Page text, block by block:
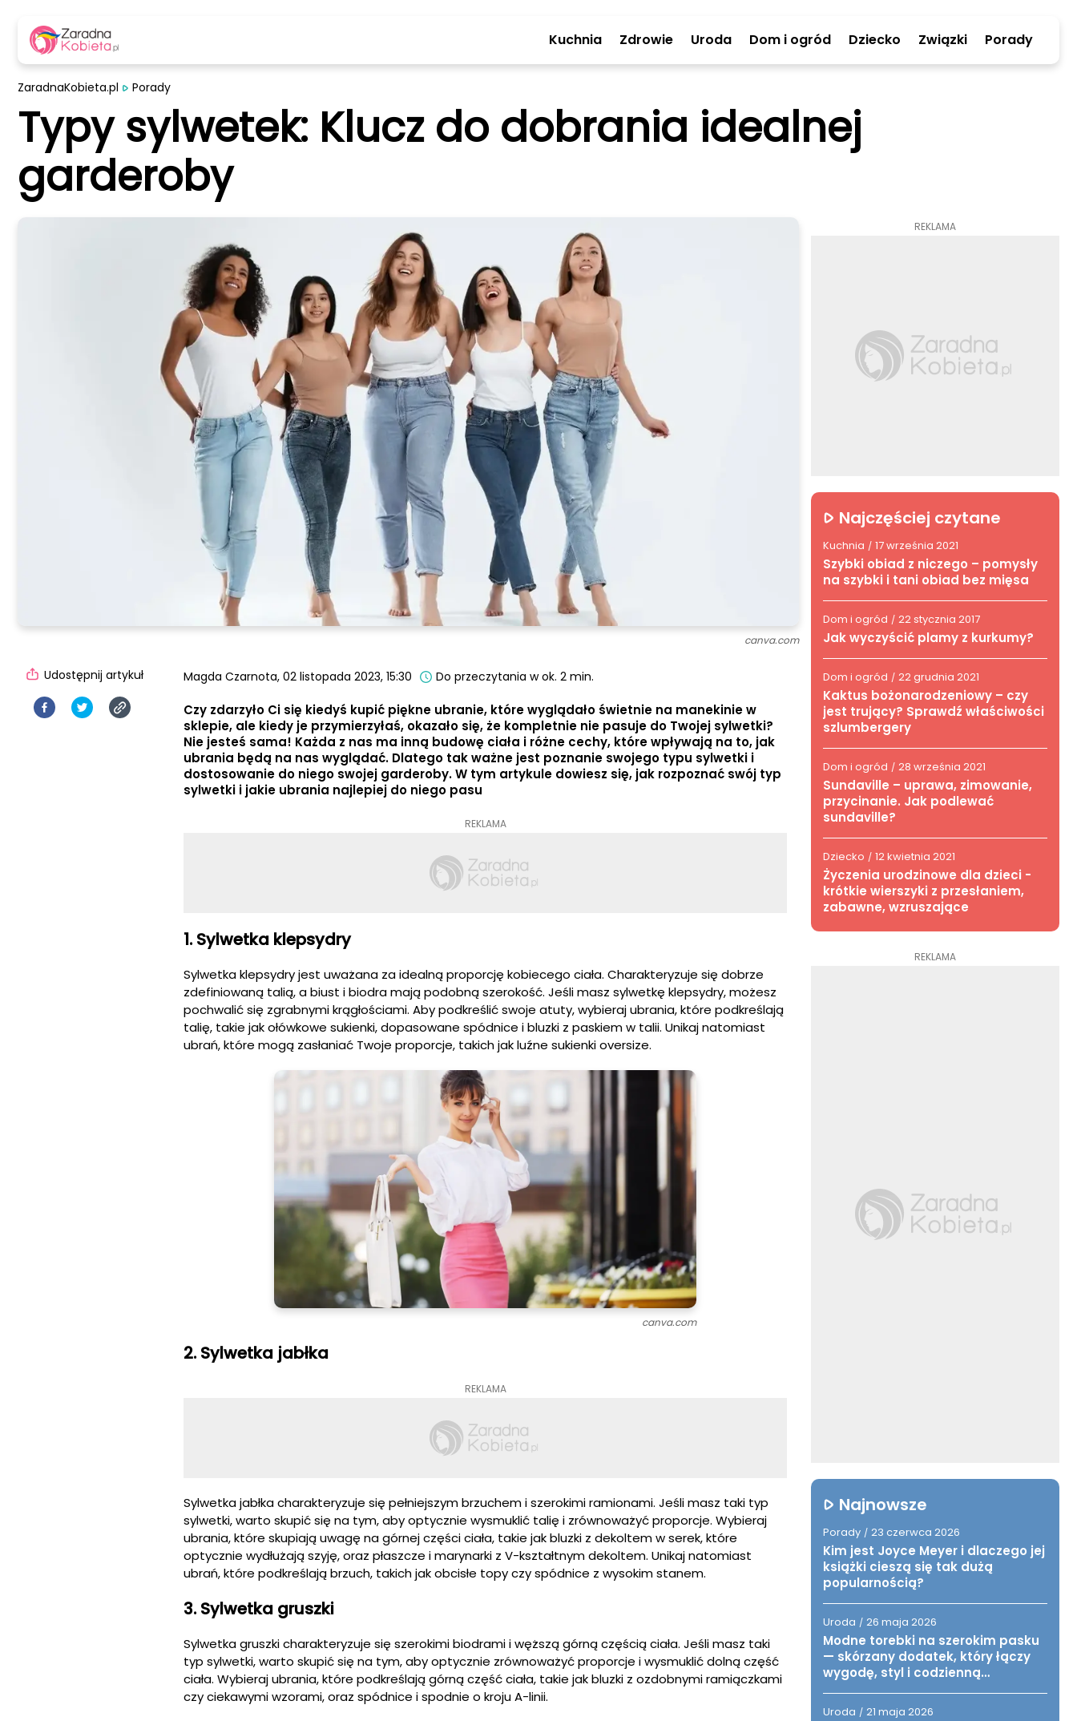
Kuchnia Zdrowie Uroda Dom i ogród Dziecko Związki Porady
canva.com
ZaradnaKobieta.pl Porady
Typy sylwetek: Klucz do dobrania idealnej
garderoby
Magda Czarnota, 02 listopada 2023, 15:30 Do przeczytania w ok. 2 min.
Czy zdarzyło Ci się kiedyś kupić piękne ubranie, które wyglądało świetnie na manekinie w
sklepie, ale kiedy je przymierzyłaś, okazało się, że kompletnie nie pasuje do Twojej sylwetki?
Nie jesteś sama! Każda z nas ma inną budowę ciała i różne cechy, które wpływają na to, jak
ubrania będą na nas wyglądać. Dlatego tak ważne jest poznanie swojego typu sylwetki i
dostosowanie do niego swojej garderoby. W tym artykule dowiesz się, jak rozpoznać swój typ
sylwetki i jakie ubrania najlepiej do niego pasu
REKLAMA
1. Sylwetka klepsydry
Sylwetka klepsydry jest uważana za idealną proporcję kobiecego ciała. Charakteryzuje się dobrze
zdefiniowaną talią, a biust i biodra mają podobną szerokość. Jeśli masz sylwetkę klepsydry, możesz
pochwalić się zgrabnymi krągłościami. Aby podkreślić swoje atuty, wybieraj ubrania, które podkreślają
talię, takie jak ołówkowe sukienki, dopasowane spódnice i bluzki z paskiem w talii. Unikaj natomiast
ubrań, które mogą zasłaniać Twoje proporcje, takich jak luźne sukienki oversize.
canva.com
2. Sylwetka jabłka
REKLAMA
Sylwetka jabłka charakteryzuje się pełniejszym brzuchem i szerokimi ramionami. Jeśli masz taki typ
sylwetki, warto skupić się na tym, aby optycznie wysmuklić talię i zrównoważyć proporcje. Wybieraj
ubrania, które skupiają uwagę na górnej części ciała, takie jak bluzki z dekoltem w serek, które
optycznie wydłużają szyję, oraz płaszcze i marynarki z V-kształtnym dekoltem. Unikaj natomiast
ubrań, które podkreślają brzuch, takich jak obcisłe topy czy spódnice z wysokim stanem.
3. Sylwetka gruszki
Sylwetka gruszki charakteryzuje się szerokimi biodrami i węższą górną częścią ciała. Jeśli masz taki
typ sylwetki, warto skupić się na tym, aby optycznie zrównoważyć proporcje i wysmuklić dolną część
ciała. Wybieraj ubrania, które podkreślają górną część ciała, takie jak bluzki z ozdobnymi ramiączkami
czy ciekawymi wzorami, oraz spódnice i spodnie o kroju A-linii.
Udostępnij artykuł
REKLAMA
Najczęściej czytane
Kuchnia / 17 września 2021
Szybki obiad z niczego – pomysły
na szybki i tani obiad bez mięsa
Dom i ogród / 22 stycznia 2017
Jak wyczyścić plamy z kurkumy?
Dom i ogród / 22 grudnia 2021
Kaktus bożonarodzeniowy – czy
jest trujący? Sprawdź właściwości
szlumbergery
Dom i ogród / 28 września 2021
Sundaville – uprawa, zimowanie,
przycinanie. Jak podlewać
sundaville?
Dziecko / 12 kwietnia 2021
Życzenia urodzinowe dla dzieci -
krótkie wierszyki z przesłaniem,
zabawne, wzruszające
REKLAMA
Najnowsze
Porady / 23 czerwca 2026
Kim jest Joyce Meyer i dlaczego jej
książki cieszą się tak dużą
popularnością?
Uroda / 26 maja 2026
Modne torebki na szerokim pasku
— skórzany dodatek, który łączy
wygodę, styl i codzienną
Uroda / 21 maja 2026